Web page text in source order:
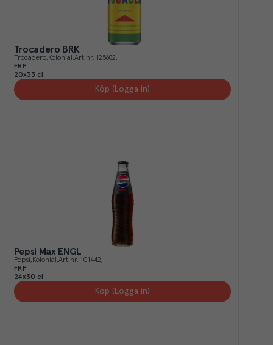
Trocadero BRK
Trocadero Kolonial Art.nr. 125682
FRP
20x33 cl
Köp (Logga in)
Pepsi Max ENGL
Pepsi Kolonial Art.nr. 101442
FRP
24x30 cl
Köp (Logga in)